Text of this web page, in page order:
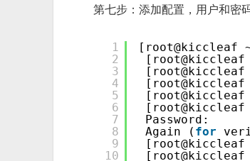
第七步：添加配置，用户和密
1
2
3
4
5
6
7
8
9
10
[root@kiccleaf
[root@kiccleaf
[root@kiccleaf
[root@kiccleaf
[root@kiccleaf
[root@kiccleaf
Again ( for
[root@kiccleaf
[root@kiccleaf